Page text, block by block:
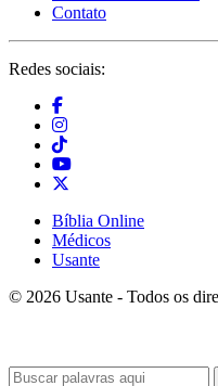
Contato
Redes sociais:
Bíblia Online
Médicos
Usante
© 2026 Usante - Todos os